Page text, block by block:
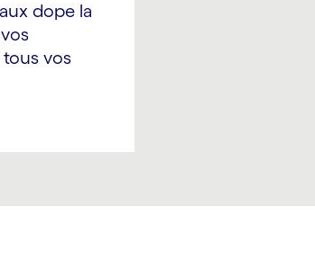
dope la
tous vos